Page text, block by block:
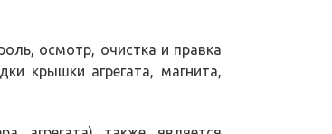
осмотр, очистка и правка
крышки агрегата, магнита,